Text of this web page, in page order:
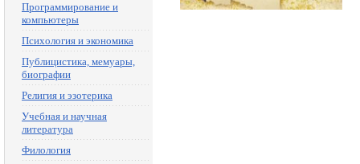
Программирование и
компьютеры
Психология и экономика
Публицистика, мемуары,
биографии
Религия и эзотерика
Учебная и научная
литература
Филология